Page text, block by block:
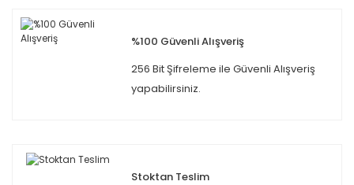
%100 Güvenli Alışveriş
256 Bit Şifreleme ile Güvenli Alışveriş
yapabilirsiniz.
Stoktan Teslim